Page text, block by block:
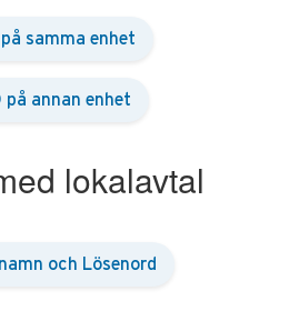
samma enhet
på annan enhet
lokalavtal
och Lösenord